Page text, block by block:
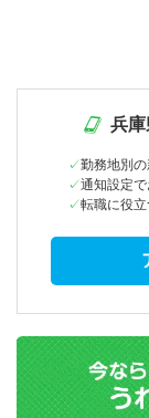
兵
勤務地別
通知設定
転職に役